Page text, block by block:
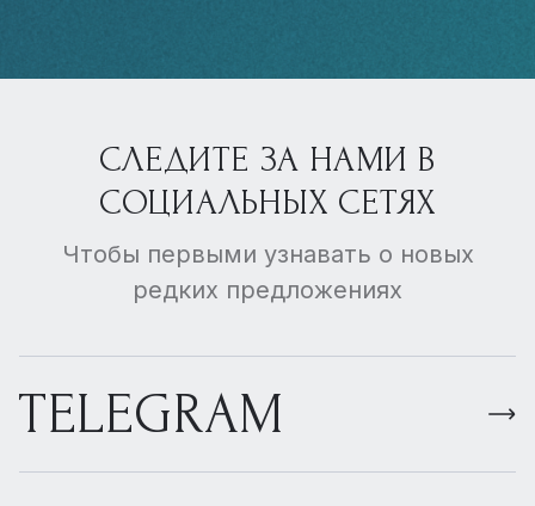
СЛЕДИТЕ ЗА НАМИ В
СОЦИАЛЬНЫХ СЕТЯХ
Чтобы первыми узнавать о новых
редких предложениях
TELEGRAM